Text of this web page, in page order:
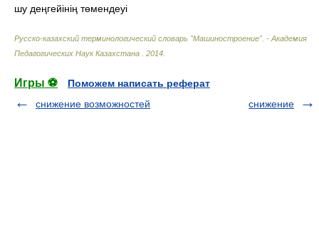
шу деңгейінің төмендеуі
Русско-казахский терминологический словарь "Машиностроение". - Академия
Педагогических Наук Казахстана
2014
Игры ⚽
Поможем написать реферат
снижение возможностей
снижение